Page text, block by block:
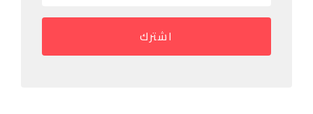
اشترك